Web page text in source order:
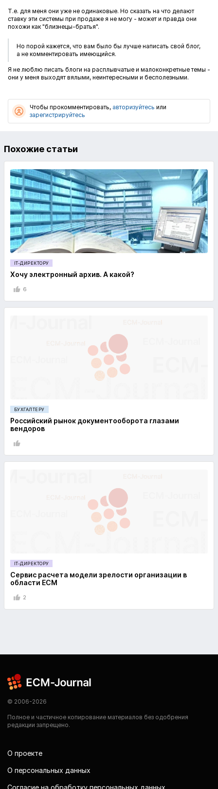
Т.е. для меня они уже не одинаковые. Но сказать на что делают
ставку эти системы при продаже я не могу - может и правда они
похожи как "близнецы-братья".
Но порой кажется, что вам было бы лучше написать свой блог,
а не комментировать имеющийся.
Я не люблю писать блоги на расплывчатые и малоконкретные темы -
они у меня выходят вялыми, неинтересными и бесполезными.
Чтобы прокомментировать, авторизуйтесь или
зарегистрируйтесь
Похожие статьи
IT-ДИРЕКТОРУ
Хочу электронный архив. А какой?
6
БУХГАЛТЕРУ
Российский рынок документооборота глазами
вендоров
IT-ДИРЕКТОРУ
Сервис расчета модели зрелости организации в
области ECM
2
© 2006-2026
Полное и частичное копирование материалов без одобрения
редакции запрещено.
О проекте
О персональных данных